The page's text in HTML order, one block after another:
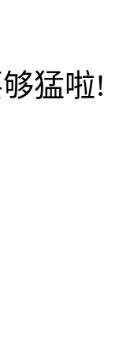
猛啦!